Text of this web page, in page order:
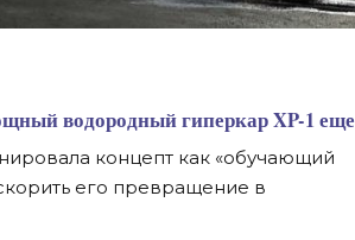
водородный гиперкар XP-1 еще
концепт как «обучающий
его превращение в